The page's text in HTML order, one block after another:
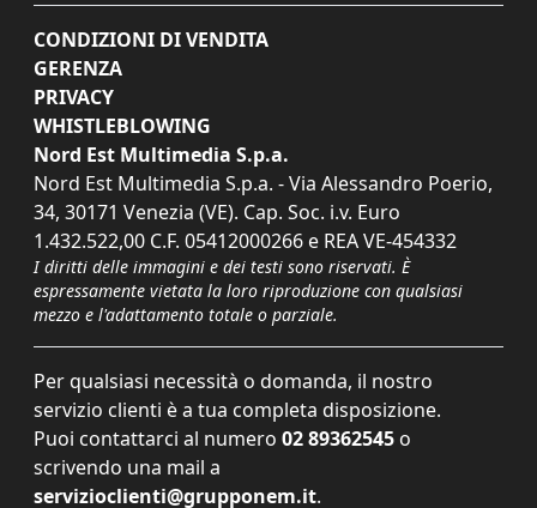
CONDIZIONI DI VENDITA
GERENZA
PRIVACY
WHISTLEBLOWING
Nord Est Multimedia S.p.a.
Nord Est Multimedia S.p.a. - Via Alessandro Poerio,
34, 30171 Venezia (VE). Cap. Soc. i.v. Euro
1.432.522,00 C.F. 05412000266 e REA VE-454332
I diritti delle immagini e dei testi sono riservati. È
espressamente vietata la loro riproduzione con qualsiasi
mezzo e l'adattamento totale o parziale.
Per qualsiasi necessità o domanda, il nostro
servizio clienti è a tua completa disposizione.
Puoi contattarci al numero 02 89362545 o
scrivendo una mail a
servizioclienti@grupponem.it.